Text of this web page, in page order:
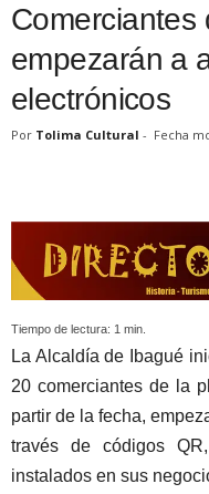
Comerciantes
empezarán a
electrónicos
Por Tolima Cultural - Fecha
Tiempo de lectura: 1 min.
La Alcaldía de Ibagué
20 comerciantes de la
partir de la fecha,
través de códigos
instalados en sus